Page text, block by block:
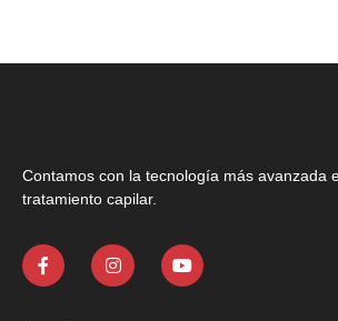
Contamos con la tecnología más avanzada
tratamiento capilar.